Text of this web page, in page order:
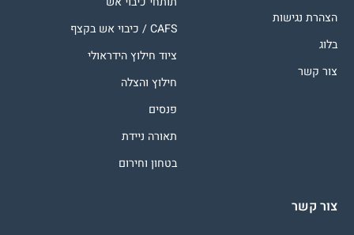
הצהרת נגישות
בלוג
צור קשר
CAFS / כיבוי אש בקצף
ציוד חילוץ הידראולי
חילוץ והצלה
פנסים
תאורה ניידת
בטחון וחירום
צור קשר